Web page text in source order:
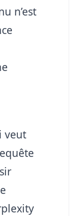
n’est
veut